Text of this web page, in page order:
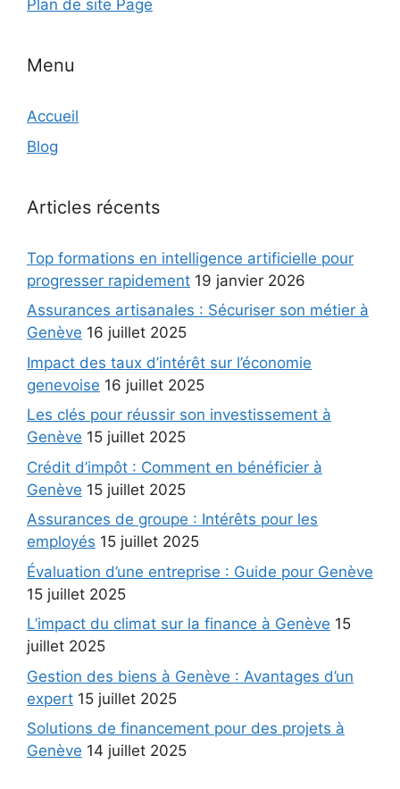
Plan de site Page
Menu
Accueil
Blog
Articles récents
Top formations en intelligence artificielle pour
progresser rapidement 19 janvier 2026
Assurances artisanales : Sécuriser son métier à
Genève 16 juillet 2025
Impact des taux d’intérêt sur l’économie
genevoise 16 juillet 2025
Les clés pour réussir son investissement à
Genève 15 juillet 2025
Crédit d’impôt : Comment en bénéficier à
Genève 15 juillet 2025
Assurances de groupe : Intérêts pour les
employés 15 juillet 2025
Évaluation d’une entreprise : Guide pour Genève
15 juillet 2025
L’impact du climat sur la finance à Genève 15
juillet 2025
Gestion des biens à Genève : Avantages d’un
expert 15 juillet 2025
Solutions de financement pour des projets à
Genève 14 juillet 2025